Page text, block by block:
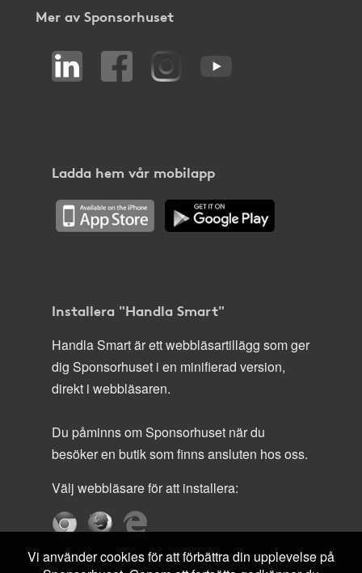
Mer av Sponsorhuset
Ladda hem vår mobilapp
Installera "Handla Smart"
Handla Smart är ett webbläsartillägg som ger
dig Sponsorhuset i en minifierad version,
direkt i webbläsaren.
Du påminns om Sponsorhuset när du
besöker en butik som finns ansluten hos oss.
Välj webbläsare för att installera:
Vi använder cookies för att förbättra din upplevelse på